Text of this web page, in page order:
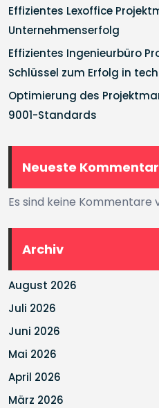
Effizientes Lexoffice
Unternehmenserfolg
Effizientes Ingenieurbüro
Schlüssel zum Erfolg in
Optimierung des
9001-Standards
Neueste
Es sind keine Kommentare
Archiv
August 2026
Juli 2026
Juni 2026
Mai 2026
April 2026
März 2026